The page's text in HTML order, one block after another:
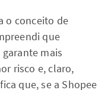
o conceito de
que
mais
risco e, claro,
que, se a Shopee